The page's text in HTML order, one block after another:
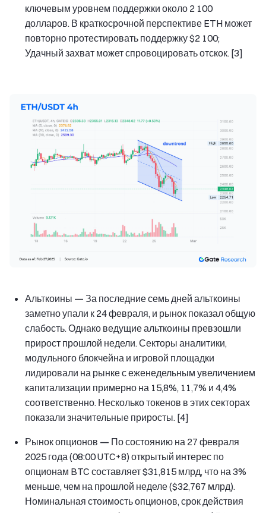
ключевым уровнем поддержки около 2 100
долларов. В краткосрочной перспективе ETH может
повторно протестировать поддержку $2 100;
Удачный захват может спровоцировать отскок. [3]
Альткоины — За последние семь дней альткоины
заметно упали к 24 февраля, и рынок показал общую
слабость. Однако ведущие альткоины превзошли
прирост прошлой недели. Секторы аналитики,
модульного блокчейна и игровой площадки
лидировали на рынке с еженедельным увеличением
капитализации примерно на 15,8%, 11,7% и 4,4%
соответственно. Несколько токенов в этих секторах
показали значительные приросты. [4]
Рынок опционов — По состоянию на 27 февраля
2025 года (08:00 UTC+8) открытый интерес по
опционам BTC составляет $31,815 млрд, что на 3%
меньше, чем на прошлой неделе ($32,767 млрд).
Номинальная стоимость опционов, срок действия